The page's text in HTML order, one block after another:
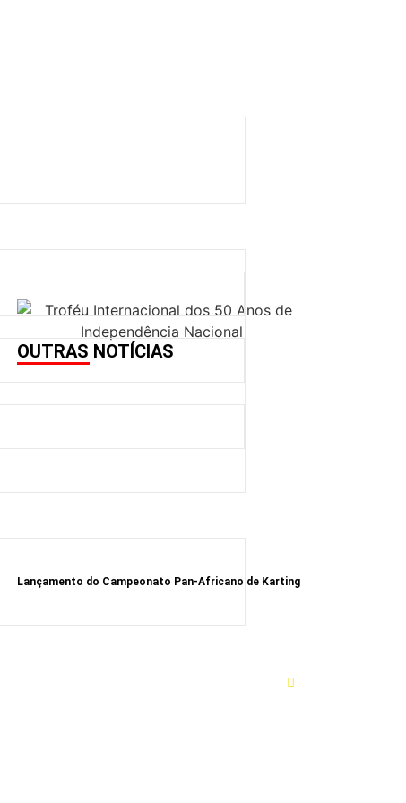
OUTRAS NOTÍCIAS
Lançamento do Campeonato Pan-Africano de Karting